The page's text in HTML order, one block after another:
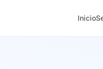
Inicio